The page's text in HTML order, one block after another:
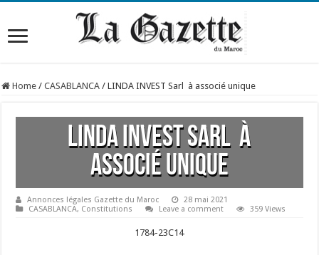
Home / CASABLANCA / LINDA INVEST Sarl à associé unique
LINDA INVEST Sarl à
associé unique
Annonces légales Gazette du Maroc
28 mai 2021
CASABLANCA, Constitutions Leave a comment 359 Views
1784-23C14